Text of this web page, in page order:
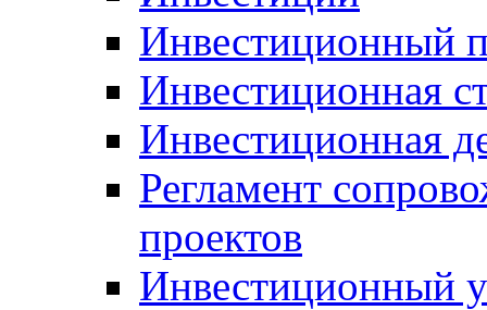
Инвестиционный
Инвестиционная
Инвестиционная
Регламент
проектов
Инвестиционный